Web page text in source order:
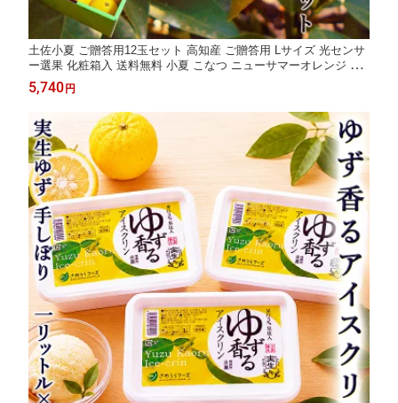
土佐小夏 ご贈答用12玉セット 高知産 ご贈答用 Lサイズ 光センサ
ー選果 化粧箱入 送料無料 小夏 こなつ ニューサマーオレンジ 日
向夏 糖度 酸度 ギフト プレゼント 母の日 お中元 フルーツ みかん
5,740円